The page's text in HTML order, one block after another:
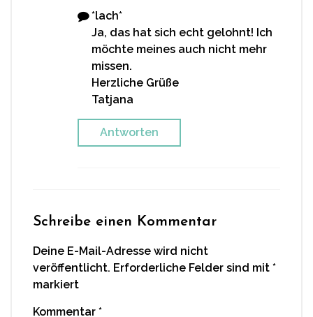
*lach*
Ja, das hat sich echt gelohnt! Ich
möchte meines auch nicht mehr
missen.
Herzliche Grüße
Tatjana
Antworten
Schreibe einen Kommentar
Deine E-Mail-Adresse wird nicht
veröffentlicht. Erforderliche Felder sind mit *
markiert
Kommentar *